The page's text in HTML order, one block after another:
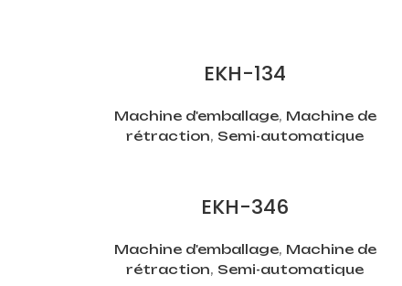
EKH-134
Machine d'emballage, Machine de
rétraction, Semi-automatique
EKH-346
Machine d'emballage, Machine de
rétraction, Semi-automatique